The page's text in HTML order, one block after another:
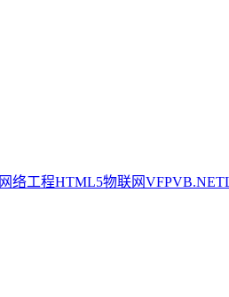
网络工程HTML5物联网VFPVB.NET